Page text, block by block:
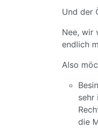
Und der
Nee, wir
endlich
Also
sehr
die